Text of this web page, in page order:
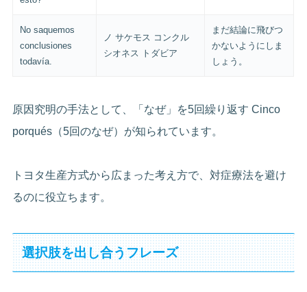
No saquemos
conclusiones
todavía.
ノ サケモス コンクル
シオネス トダビア
まだ結論に飛びつ
かないようにしま
しょう。
原因究明の手法として、「なぜ」を5回繰り返す Cinco
porqués（5回のなぜ）が知られています。
トヨタ生産方式から広まった考え方で、対症療法を避け
るのに役立ちます。
選択肢を出し合うフレーズ